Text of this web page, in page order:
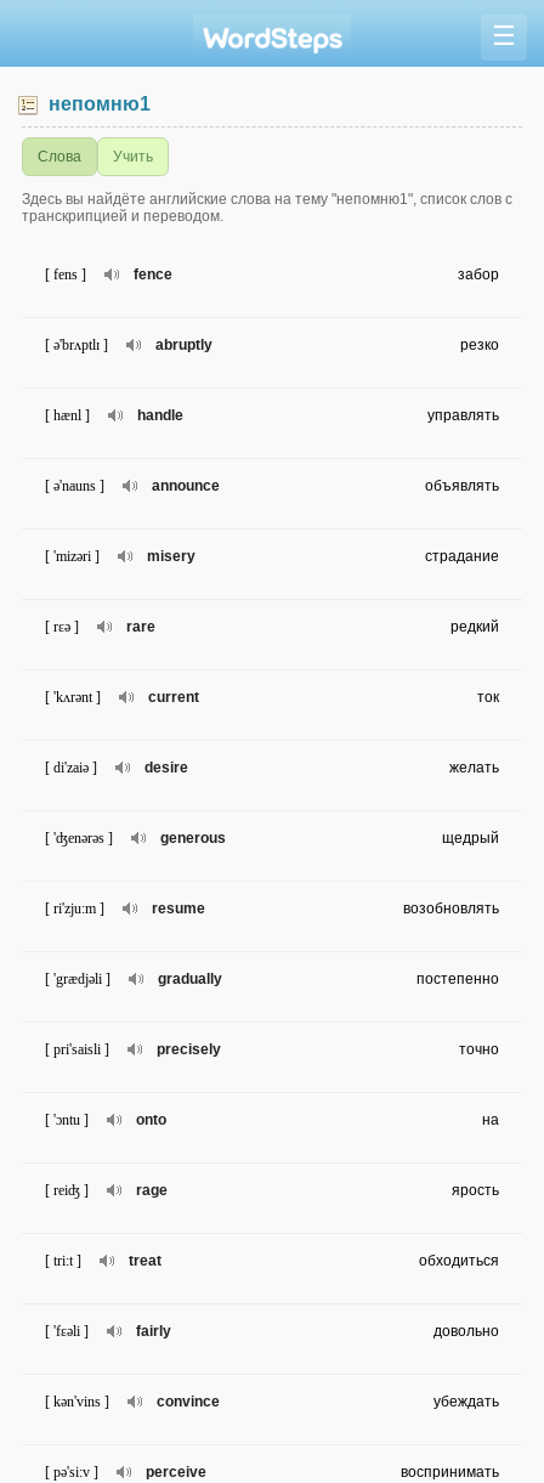
☰
непомню1
Слова Учить
Здесь вы найдёте английские слова на тему "непомню1", список слов с
транскрипцией и переводом.
fence
[ fens ] забор
abruptly
[ ə'brʌptlɪ ] резко
handle
[ hænl ] управлять
announce
[ ə'nauns ] объявлять
misery
[ 'mizəri ] страдание
rare
[ rɛə ] редкий
current
[ 'kʌrənt ] ток
desire
[ di'zaiə ] желать
generous
[ 'ʤenərəs ] щедрый
resume
[ ri'zju:m ] возобновлять
gradually
[ 'grædjəli ] постепенно
precisely
[ pri'saisli ] точно
onto
[ 'ɔntu ] на
rage
[ reiʤ ] ярость
treat
[ tri:t ] обходиться
fairly
[ 'fɛəli ] довольно
convince
[ kən'vins ] убеждать
perceive
[ pə'si:v ] воспринимать